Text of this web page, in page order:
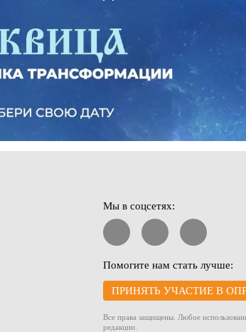
Мы в соцсетях:
Помогите нам стать лучше:
ПРИНЯТЬ УЧАСТИЕ В
Все права защищены. Любое
редакции.